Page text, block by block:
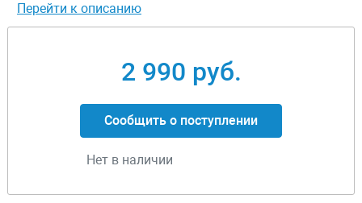
Перейти к описанию
2 990 руб.
Сообщить о поступлении
Нет в наличии